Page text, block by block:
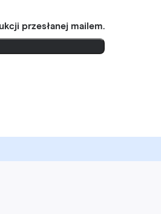
przesłanej mailem.